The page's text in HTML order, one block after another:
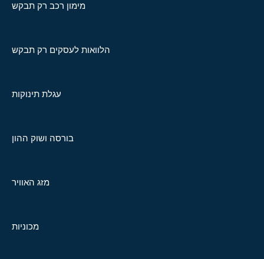
מימון רכב רק תבקש
הלוואות לעסקים רק תבקש
עגלת תינוקות
בורסה ושוק ההון
מזג האוויר
מכוניות